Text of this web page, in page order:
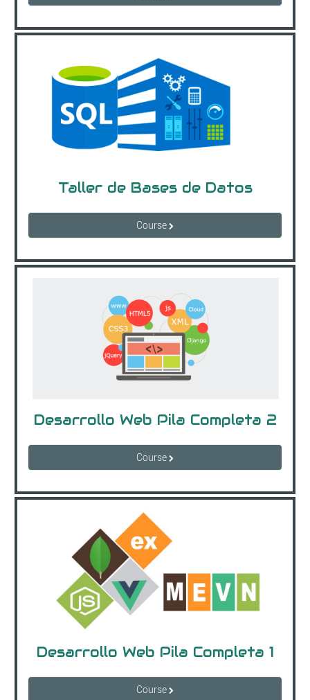
Taller de Bases de Datos
Course
Desarrollo Web Pila Completa 2
Course
Desarrollo Web Pila Completa 1
Course